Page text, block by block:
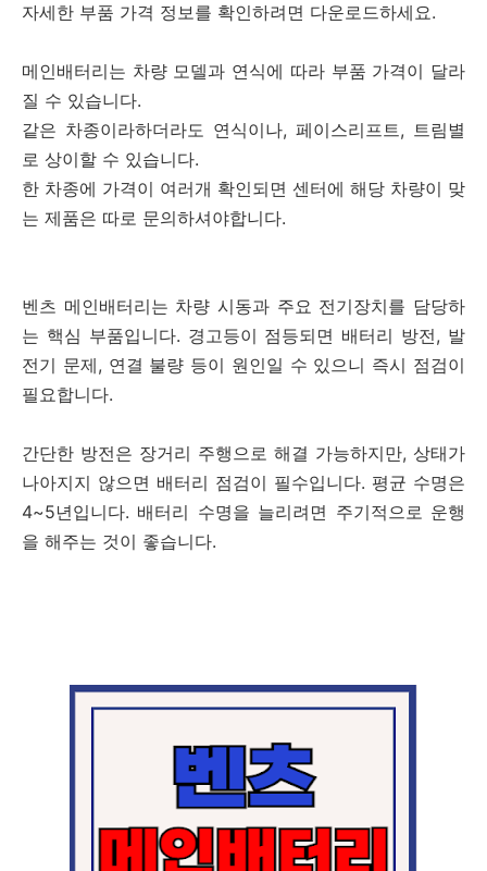
자세한 부품 가격 정보를 확인하려면 다운로드하세요.
메인배터리는 차량 모델과 연식에 따라 부품 가격이 달라
질 수 있습니다.
같은 차종이라하더라도 연식이나, 페이스리프트, 트림별
로 상이할 수 있습니다.
한 차종에 가격이 여러개 확인되면 센터에 해당 차량이 맞
는 제품은 따로 문의하셔야합니다.
벤츠 메인배터리는 차량 시동과 주요 전기장치를 담당하
는 핵심 부품입니다. 경고등이 점등되면 배터리 방전, 발
전기 문제, 연결 불량 등이 원인일 수 있으니 즉시 점검이
필요합니다.
간단한 방전은 장거리 주행으로 해결 가능하지만, 상태가
나아지지 않으면 배터리 점검이 필수입니다. 평균 수명은
4~5년입니다. 배터리 수명을 늘리려면 주기적으로 운행
을 해주는 것이 좋습니다.